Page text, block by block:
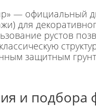
— официальный
для
рустов
защитным
и подбора